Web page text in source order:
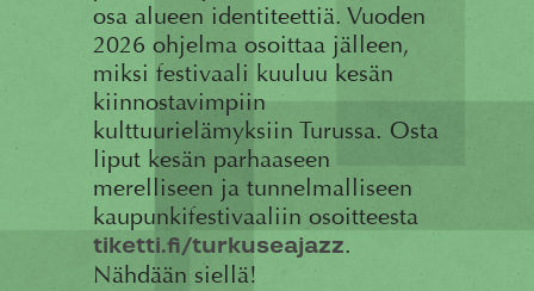
osa alueen identiteettiä. Vuoden
2026 ohjelma osoittaa jälleen,
miksi festivaali kuuluu kesän
kiinnostavimpiin
kulttuurielämyksiin Turussa. Osta
liput kesän parhaaseen
merelliseen ja tunnelmalliseen
kaupunkifestivaaliin osoitteesta
tiketti.fi/turkuseajazz.
Nähdään siellä!